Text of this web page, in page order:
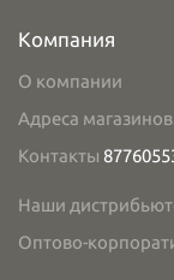
Компания
О компании
Адреса магазинов
Контакты
Наши
Оптово-